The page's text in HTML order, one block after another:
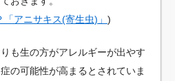
アニサキス(寄生虫)」 )
も生の方がアレルギーが出やす
の可能性が高まるとされていま